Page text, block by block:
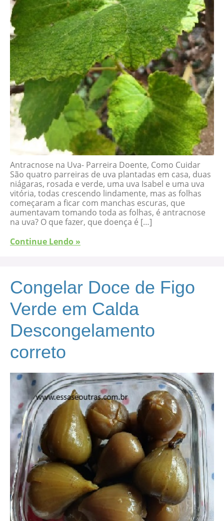
Antracnose na Uva- Parreira Doente, Como Cuidar
São quatro parreiras de uva plantadas em casa, duas
niágaras, rosada e verde, uma uva Isabel e uma uva
vitória, todas crescendo lindamente, mas as folhas
começaram a ficar com manchas escuras, que
aumentavam tomando toda as folhas, é antracnose
na uva? O que fazer, que doença é […]
Continue Lendo »
Congelar Doce de Figo
Verde em Calda
Descongelamento
correto